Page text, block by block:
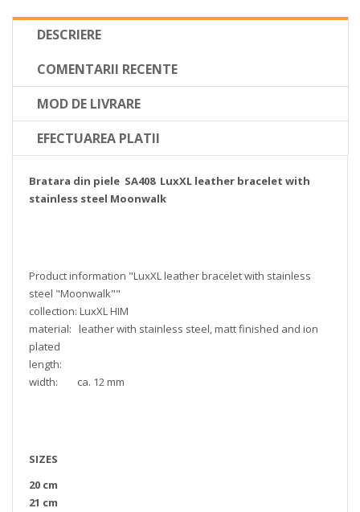
DESCRIERE
COMENTARII RECENTE
MOD DE LIVRARE
EFECTUAREA PLATII
Bratara din piele SA408 LuxXL leather bracelet with
stainless steel Moonwalk
Product information "LuxXL leather bracelet with stainless
steel "Moonwalk""
collection: LuxXL HIM
material: leather with stainless steel, matt finished and ion
plated
length:
width: ca. 12 mm
SIZES
20 cm
21 cm